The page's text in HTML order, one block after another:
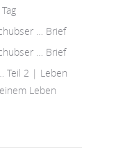
… Brief
… Brief
Teil 2 | Leben
Leben